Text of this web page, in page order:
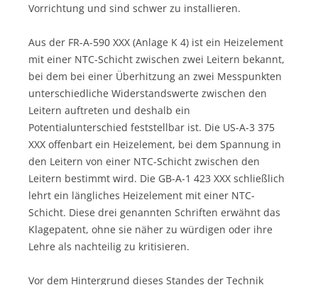
Vorrichtung und sind schwer zu installieren.
Aus der FR-A-590 XXX (Anlage K 4) ist ein Heizelement
mit einer NTC-Schicht zwischen zwei Leitern bekannt,
bei dem bei einer Überhitzung an zwei Messpunkten
unterschiedliche Widerstandswerte zwischen den
Leitern auftreten und deshalb ein
Potentialunterschied feststellbar ist. Die US-A-3 375
XXX offenbart ein Heizelement, bei dem Spannung in
den Leitern von einer NTC-Schicht zwischen den
Leitern bestimmt wird. Die GB-A-1 423 XXX schließlich
lehrt ein längliches Heizelement mit einer NTC-
Schicht. Diese drei genannten Schriften erwähnt das
Klagepatent, ohne sie näher zu würdigen oder ihre
Lehre als nachteilig zu kritisieren.
Vor dem Hintergrund dieses Standes der Technik